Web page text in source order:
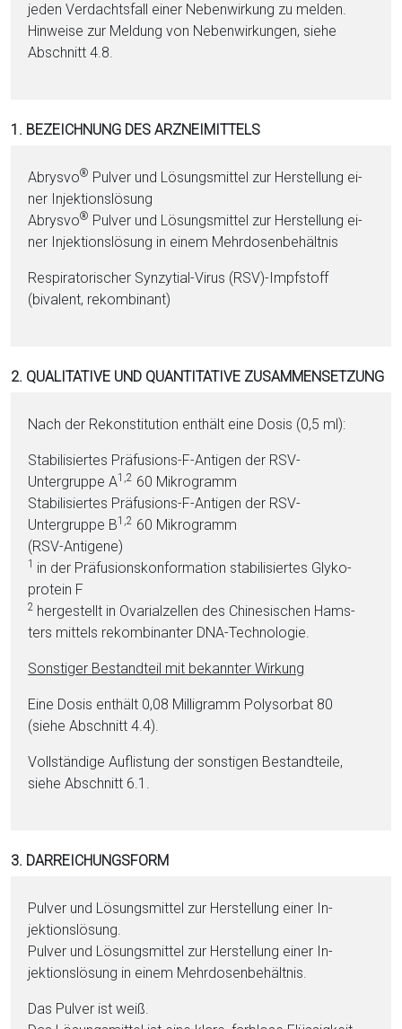
jeden Verdachtsfall einer Nebenwirkung zu melden.
Hinweise zur Meldung von Nebenwirkungen, siehe
Abschnitt 4.8.
1. BEZEICHNUNG DES ARZNEIMITTELS
Abrysvo® Pul­ver und Lö­sungs­mit­tel zur Herstellung ei­
ner In­jektionslösung
Abrysvo® Pul­ver und Lö­sungs­mit­tel zur Herstellung ei­
ner In­jektionslösung in ei­nem Mehrdosenbehältnis
Respiratorischer Synzytial-Vi­rus (RSV)-Impfstoff
(bivalent, re­kom­bi­nant)
2. QUALITATIVE UND QUANTITATIVE ZUSAMMENSETZUNG
Nach der Rekonstitution enthält eine Do­sis (0,5 ml):
Stabilisiertes Präfusions-F-Anti­gen der RSV-
Untergruppe A1,2 60 Mi­kro­gramm
Stabilisiertes Präfusions-F-Anti­gen der RSV-
Untergruppe B1,2 60 Mi­kro­gramm
(RSV-Anti­ge­ne)
1 in der Präfusionskonformation stabilisiertes Gly­ko­
pro­tein F
2 her­ge­stellt in Ova­ri­al­zel­len des Chi­ne­si­schen Hams­
ters mit­tels re­kom­bi­nan­ter DNA-Tech­no­lo­gie.
Sonstiger Be­stand­teil mit bekannter Wirkung
Eine Do­sis enthält 0,08 Milligramm Poly­sor­bat 80
(siehe Abschnitt 4.4).
Vollständige Auflistung der sonstigen Be­stand­tei­le,
siehe Abschnitt 6.1.
3. DARREICHUNGSFORM
Pul­ver und Lö­sungs­mit­tel zur Herstellung ei­ner In­
jektionslösung.
Pul­ver und Lö­sungs­mit­tel zur Herstellung ei­ner In­
jektionslösung in ei­nem Mehrdosenbehältnis.
Das Pul­ver ist weiß.